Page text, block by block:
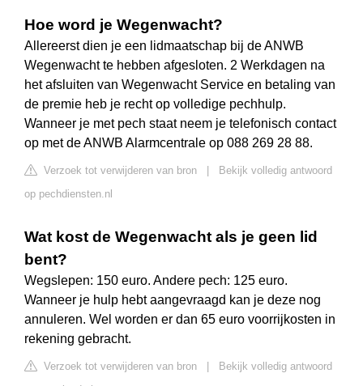
Hoe word je Wegenwacht?
Allereerst dien je een lidmaatschap bij de ANWB
Wegenwacht te hebben afgesloten. 2 Werkdagen na
het afsluiten van Wegenwacht Service en betaling van
de premie heb je recht op volledige pechhulp.
Wanneer je met pech staat neem je telefonisch contact
op met de ANWB Alarmcentrale op 088 269 28 88.
Verzoek tot verwijderen van bron
Bekijk volledig antwoord
op pechdiensten.nl
Wat kost de Wegenwacht als je geen lid
bent?
Wegslepen: 150 euro. Andere pech: 125 euro.
Wanneer je hulp hebt aangevraagd kan je deze nog
annuleren. Wel worden er dan 65 euro voorrijkosten in
rekening gebracht.
Verzoek tot verwijderen van bron
Bekijk volledig antwoord